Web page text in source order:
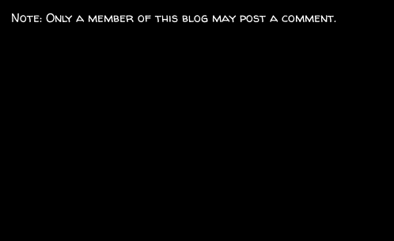
Note: Only a member of this blog may post a comment.